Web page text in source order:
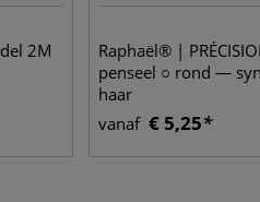
2M
Raphaël® |
penseel ○ rond —
haar
vanaf € 5,25